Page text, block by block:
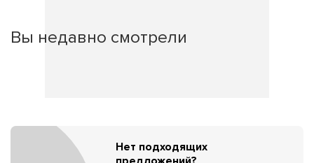
Вы недавно смотрели
Нет подходящих